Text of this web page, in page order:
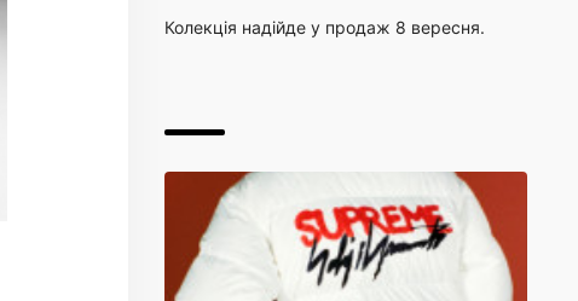
Колекція надійде у продаж 8 вересня.